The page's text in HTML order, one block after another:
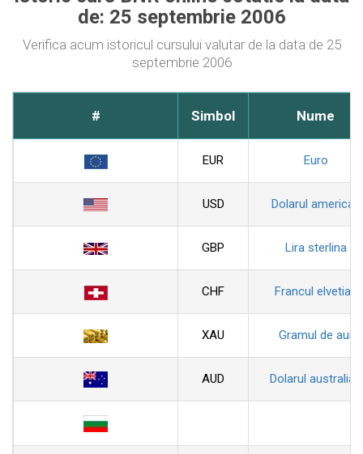
de: 25 septembrie 2006
Verifica acum istoricul cursului valutar de la data de 25
septembrie 2006
# Simbol Nume
EUR Euro
USD Dolarul american
GBP Lira sterlina
CHF Francul elvetian
XAU Gramul de aur
AUD Dolarul australian